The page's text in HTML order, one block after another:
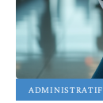
ADMINISTRATIF